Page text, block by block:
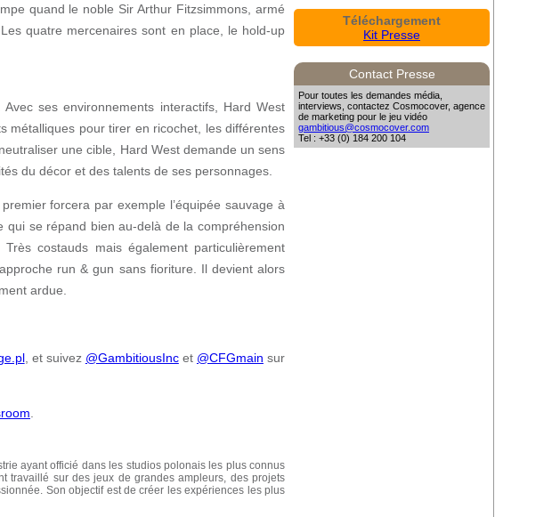
quand le noble Sir Arthur Fitzsimmons, armé
quatre mercenaires sont en place, le hold-up
ses environnements interactifs, Hard West
métalliques pour tirer en ricochet, les différentes
une cible, Hard West demande un sens
du décor et des talents de ses personnages.
forcera par exemple l’équipée sauvage à
se répand bien au-delà de la compréhension
costauds mais également particulièrement
run & gun sans fioriture. Il devient alors
ardue.
, et suivez @GambitiousIncet @CFGmain sur
ayant officié dans les studios polonais les plus connus
travaillé sur des jeux de grandes ampleurs, des projets
Son objectif est de créer les expériences les plus
Téléchargement
Kit Presse
Contact Presse
Pour toutes les demandes média,
interviews, contactez Cosmocover, agence
de marketing pour le jeu vidéo
gambitious@cosmocover.com
Tel : +33 (0) 184 200 104